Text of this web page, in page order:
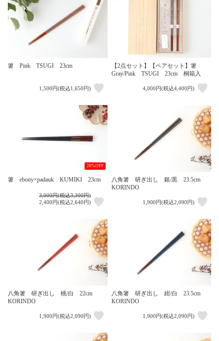
箸 Pink TSUGI 23cm
1,500円(税込1,650円)
【2点セット】【ペアセット】箸
Gray/Pink TSUGI 23cm 桐箱入
4,000円(税込4,400円)
20%OFF
箸 ebony×padauk KUMIKI 23cm
3,000円(税込3,300円)
2,400円(税込2,640円)
八角箸 研ぎ出し 銀/黒 23.5cm
KORINDO
1,900円(税込2,090円)
八角箸 研ぎ出し 桃/白 22cm
KORINDO
1,900円(税込2,090円)
八角箸 研ぎ出し 紺/白 23.5cm
KORINDO
1,900円(税込2,090円)